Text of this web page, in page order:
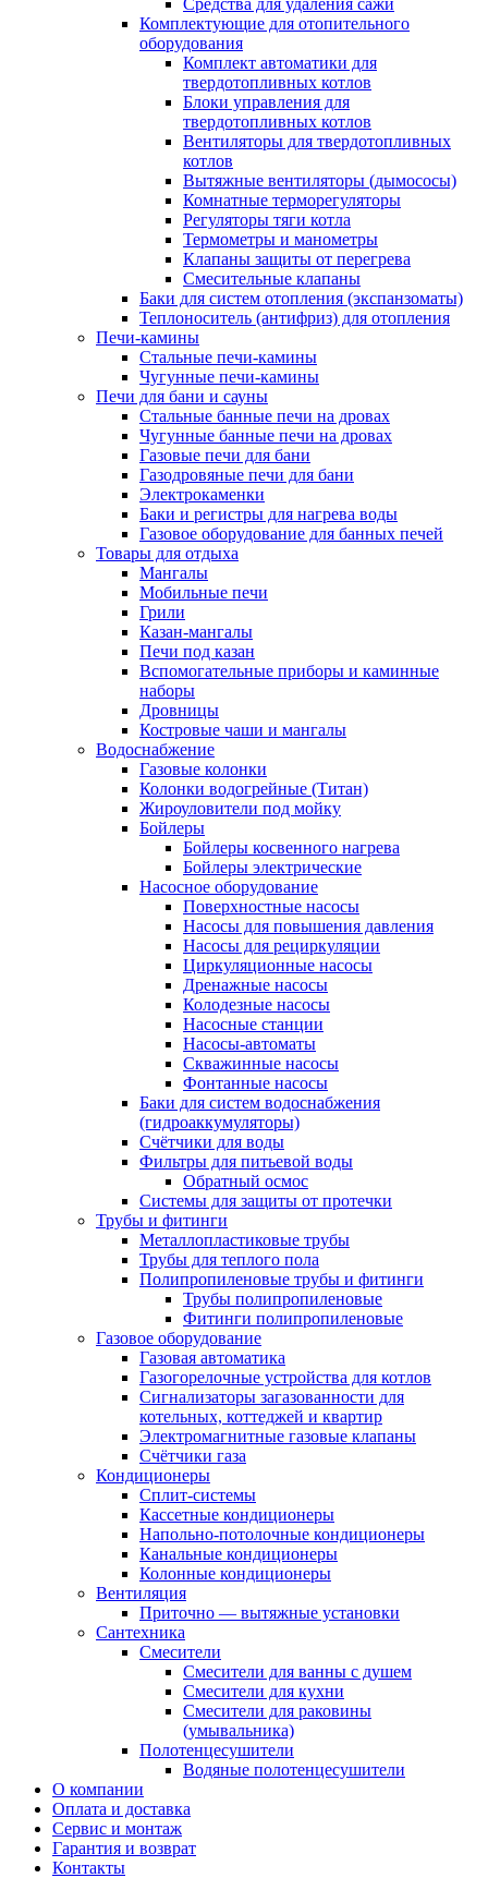
Средства для удаления сажи
Комплектующие для отопительного
оборудования
Комплект автоматики для
твердотопливных котлов
Блоки управления для
твердотопливных котлов
Вентиляторы для твердотопливных
котлов
Вытяжные вентиляторы (дымососы)
Комнатные терморегуляторы
Регуляторы тяги котла
Термометры и манометры
Клапаны защиты от перегрева
Смесительные клапаны
Баки для систем отопления (экспанзоматы)
Теплоноситель (антифриз) для отопления
Печи-камины
Стальные печи-камины
Чугунные печи-камины
Печи для бани и сауны
Стальные банные печи на дровах
Чугунные банные печи на дровах
Газовые печи для бани
Газодровяные печи для бани
Электрокаменки
Баки и регистры для нагрева воды
Газовое оборудование для банных печей
Товары для отдыха
Мангалы
Мобильные печи
Грили
Казан-мангалы
Печи под казан
Вспомогательные приборы и каминные
наборы
Дровницы
Костровые чаши и мангалы
Водоснабжение
Газовые колонки
Колонки водогрейные (Титан)
Жироуловители под мойку
Бойлеры
Бойлеры косвенного нагрева
Бойлеры электрические
Насосное оборудование
Поверхностные насосы
Насосы для повышения давления
Насосы для рециркуляции
Циркуляционные насосы
Дренажные насосы
Колодезные насосы
Насосные станции
Насосы-автоматы
Скважинные насосы
Фонтанные насосы
Баки для систем водоснабжения
(гидроаккумуляторы)
Счётчики для воды
Фильтры для питьевой воды
Обратный осмос
Системы для защиты от протечки
Трубы и фитинги
Металлопластиковые трубы
Трубы для теплого пола
Полипропиленовые трубы и фитинги
Трубы полипропиленовые
Фитинги полипропиленовые
Газовое оборудование
Газовая автоматика
Газогорелочные устройства для котлов
Сигнализаторы загазованности для
котельных, коттеджей и квартир
Электромагнитные газовые клапаны
Счётчики газа
Кондиционеры
Сплит-системы
Кассетные кондиционеры
Напольно-потолочные кондиционеры
Канальные кондиционеры
Колонные кондиционеры
Вентиляция
Приточно — вытяжные установки
Сантехника
Смесители
Смесители для ванны с душем
Смесители для кухни
Смесители для раковины
(умывальника)
Полотенцесушители
Водяные полотенцесушители
О компании
Оплата и доставка
Сервис и монтаж
Гарантия и возврат
Контакты